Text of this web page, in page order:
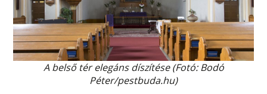
A belső tér elegáns díszítése (Fotó: Bodó
Péter/pestbuda.hu)